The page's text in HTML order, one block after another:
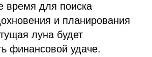
время для поиска
и планирования
луна будет
финансовой удаче.